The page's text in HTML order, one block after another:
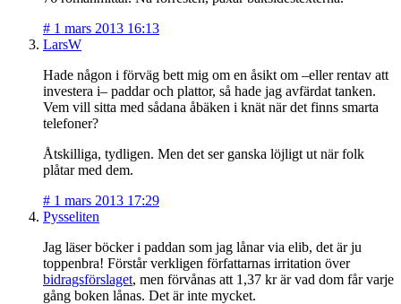
# 1 mars 2013 16:13
LarsW
Hade någon i förväg bett mig om en åsikt om –eller rentav att
investera i– paddar och plattor, så hade jag avfärdat tanken.
Vem vill sitta med sådana åbäken i knät när det finns smarta
telefoner?
Åtskilliga, tydligen. Men det ser ganska löjligt ut när folk
plåtar med dem.
# 1 mars 2013 17:29
Pysseliten
Jag läser böcker i paddan som jag lånar via elib, det är ju
toppenbra! Förstår verkligen författarnas irritation över
bidragsförslaget, men förvånas att 1,37 kr är vad dom får varje
gång boken lånas. Det är inte mycket.